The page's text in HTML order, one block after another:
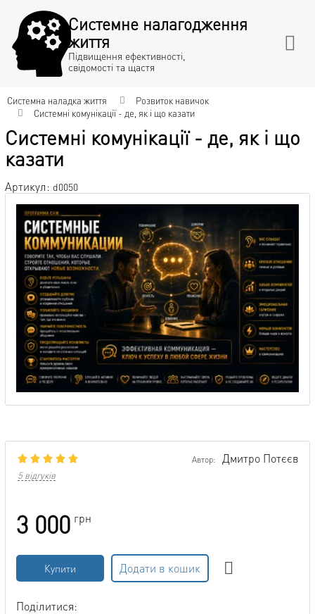
Системне налагодження
життя
Підвищення ефективності,
свідомості та щастя
Системна наладка життя
Розвиток навичок
Системні комунікації - де, як і що казати
Системні комунікації - де, як і що
казати
Артикул: d0050
Автор: Дмитро Потєєв
5 відгуків
3 000 грн
Купити Додати в кошик
Поділитися: